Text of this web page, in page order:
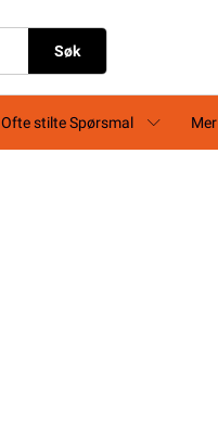
Søk
Ofte stilte Spørsmal Mer